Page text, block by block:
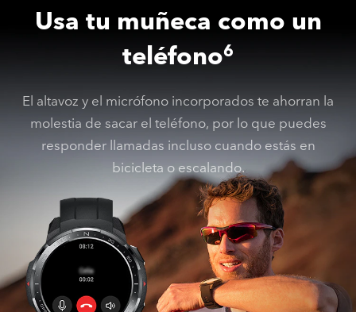
Usa tu muñeca como un
teléfono6
El altavoz y el micrófono incorporados te ahorran la
molestia de sacar el teléfono, por lo que puedes
responder llamadas incluso cuando estás en
bicicleta o escalando.